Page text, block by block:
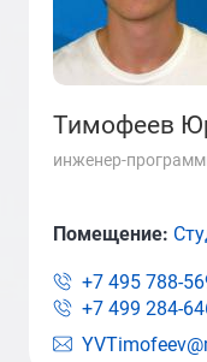
Тимофеев
инженер-
Помещение:
+7 495 788-
+7 499 284-